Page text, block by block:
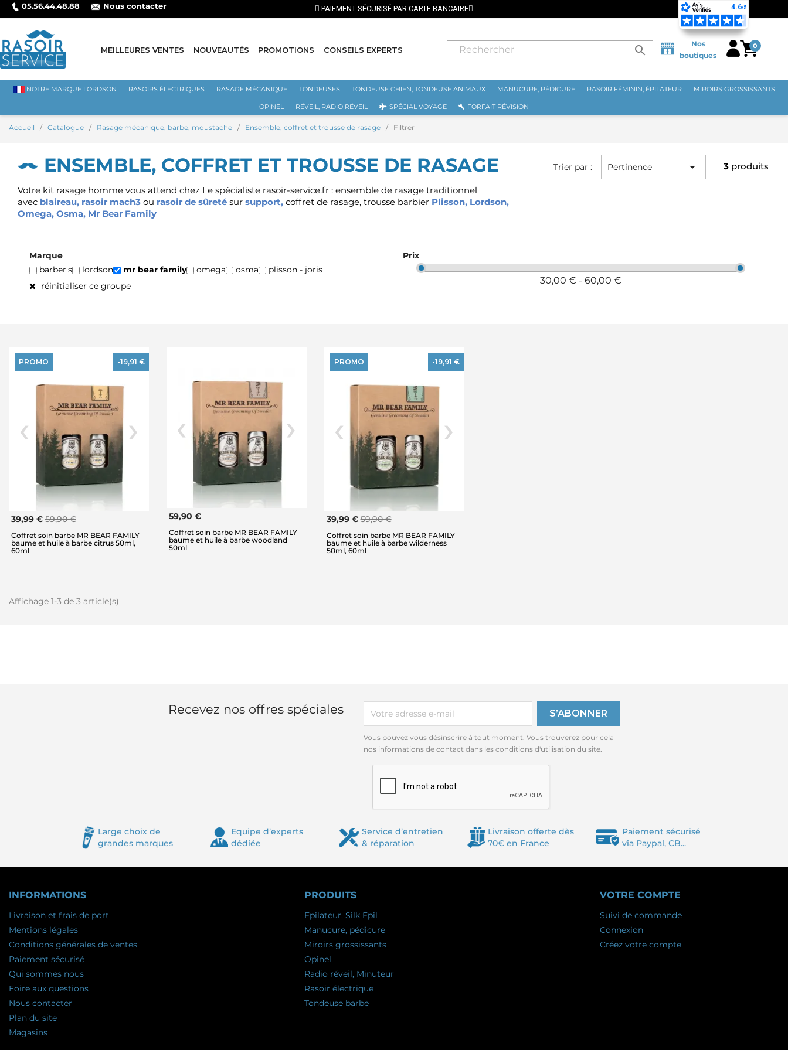
05.56.44.48.88 Nous contacter PAIEMENT SÉCURISÉ PAR CARTE BANCAIRE
MEILLEURES VENTES NOUVEAUTÉS PROMOTIONS CONSEILS EXPERTS search
Nos
boutiques
0
NOTRE MARQUE LORDSON RASOIRS ÉLECTRIQUES RASAGE MÉCANIQUE TONDEUSES TONDEUSE CHIEN, TONDEUSE ANIMAUX MANUCURE, PÉDICURE RASOIR FÉMININ, ÉPILATEUR MIROIRS GROSSISSANTS
OPINEL RÉVEIL, RADIO RÉVEIL SPÉCIAL VOYAGE FORFAIT RÉVISION
Accueil Catalogue Rasage mécanique, barbe, moustache Ensemble, coffret et trousse de rasage Filtrer
ENSEMBLE, COFFRET ET TROUSSE DE RASAGE
Votre kit rasage homme vous attend chez Le spécialiste rasoir-service.fr : ensemble de rasage traditionnel
avec blaireau, rasoir mach3 ou rasoir de sûreté sur support, coffret de rasage, trousse barbier Plisson, Lordson,
Omega, Osma, Mr Bear Family
Trier par : Pertinence  3 produits
Marque
barber's
lordson mr bear family omega osma
plisson - joris
réinitialiser ce groupe
Prix
30,00 € - 60,00 €
PROMO -19,91 €
39,99 € 59,90 €
Coffret soin barbe MR BEAR FAMILY
baume et huile à barbe citrus 50ml,
60ml
59,90 €
Coffret soin barbe MR BEAR FAMILY
baume et huile à barbe woodland
50ml
PROMO -19,91 €
39,99 €59,90 €
Coffret soin barbe MR BEAR FAMILY
baume et huile à barbe wilderness
50ml, 60ml
Affichage 1-3 de 3 article(s)
Recevez nos offres spéciales
Vous pouvez vous désinscrire à tout moment. Vous trouverez pour cela
nos informations de contact dans les conditions d'utilisation du site.
Large choix de
grandes marques
Equipe d’experts
dédiée
Service d’entretien
& réparation
Livraison offerte dès
70€ en France
Paiement sécurisé
via Paypal, CB...
INFORMATIONS
Livraison et frais de port
Mentions légales
Conditions générales de ventes
Paiement sécurisé
Qui sommes nous
Foire aux questions
Nous contacter
Plan du site
Magasins
PRODUITS
Epilateur, Silk Epil
Manucure, pédicure
Miroirs grossissants
Opinel
Radio réveil, Minuteur
Rasoir électrique
Tondeuse barbe
VOTRE COMPTE
Suivi de commande
Connexion
Créez votre compte